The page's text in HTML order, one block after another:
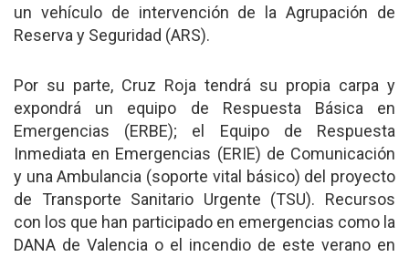
un vehículo de intervención de la Agrupación de
Reserva y Seguridad (ARS).
Por su parte, Cruz Roja tendrá su propia carpa y
expondrá un equipo de Respuesta Básica en
Emergencias (ERBE); el Equipo de Respuesta
Inmediata en Emergencias (ERIE) de Comunicación
y una Ambulancia (soporte vital básico) del proyecto
de Transporte Sanitario Urgente (TSU). Recursos
con los que han participado en emergencias como la
DANA de Valencia o el incendio de este verano en